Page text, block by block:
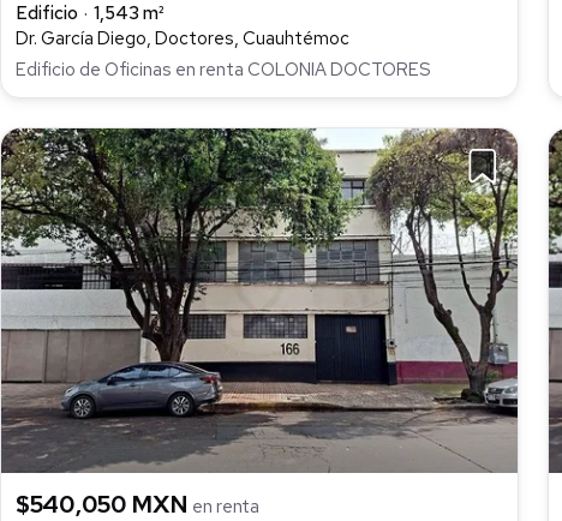
Edificio
1,543 m²
Dr. García Diego, Doctores, Cuauhtémoc
Edificio de Oficinas en renta COLONIA DOCTORES
$540,050 MXN en renta